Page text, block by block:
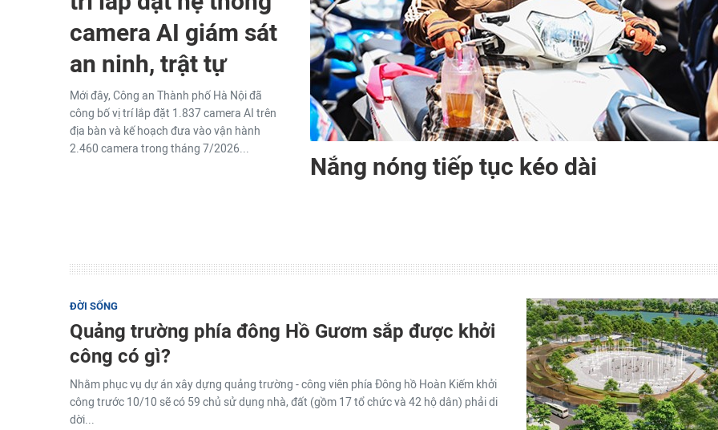
camera AI giám sát
an ninh, trật tự
Mới đây, Công an Thành phố Hà Nội đã
công bố vị trí lắp đặt 1.837 camera AI trên
địa bàn và kế hoạch đưa vào vận hành
2.460 camera trong tháng 7/2026...
Nắng nóng tiếp tục kéo dài
ĐỜI SỐNG
Quảng trường phía đông Hồ Gươm sắp được khởi
công có gì?
Nhằm phục vụ dự án xây dựng quảng trường - công viên phía Đông hồ Hoàn Kiếm khởi
công trước 10/10 sẽ có 59 chủ sử dụng nhà, đất (gồm 17 tổ chức và 42 hộ dân) phải di
dời...